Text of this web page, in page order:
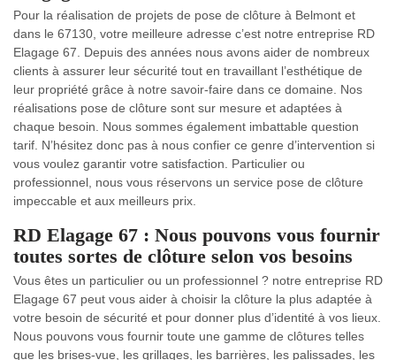
Pour la réalisation de projets de pose de clôture à Belmont et
dans le 67130, votre meilleure adresse c’est notre entreprise RD
Elagage 67. Depuis des années nous avons aider de nombreux
clients à assurer leur sécurité tout en travaillant l’esthétique de
leur propriété grâce à notre savoir-faire dans ce domaine. Nos
réalisations pose de clôture sont sur mesure et adaptées à
chaque besoin. Nous sommes également imbattable question
tarif. N’hésitez donc pas à nous confier ce genre d’intervention si
vous voulez garantir votre satisfaction. Particulier ou
professionnel, nous vous réservons un service pose de clôture
impeccable et aux meilleurs prix.
RD Elagage 67 : Nous pouvons vous fournir
toutes sortes de clôture selon vos besoins
Vous êtes un particulier ou un professionnel ? notre entreprise RD
Elagage 67 peut vous aider à choisir la clôture la plus adaptée à
votre besoin de sécurité et pour donner plus d’identité à vos lieux.
Nous pouvons vous fournir toute une gamme de clôtures telles
que les brises-vue, les grillages, les barrières, les palissades, les